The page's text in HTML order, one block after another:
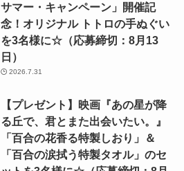
サマー・キャンペーン」開催記
念！オリジナル トトロの手ぬぐい
を3名様に☆（応募締切：8月13
日）
2026.7.31
【プレゼント】映画『あの星が降
る丘で、君とまた出会いたい。』
「百合の花香る特製しおり」＆
「百合の涙拭う特製タオル」のセ